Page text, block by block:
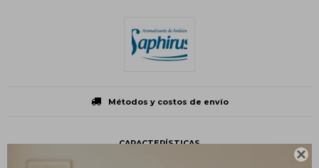

Métodos y costos de envío
CARACTERÍSTICAS